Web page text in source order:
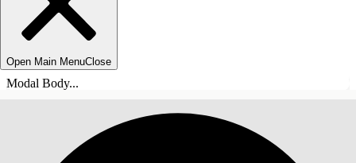
Open Main MenuClose
Modal Body...